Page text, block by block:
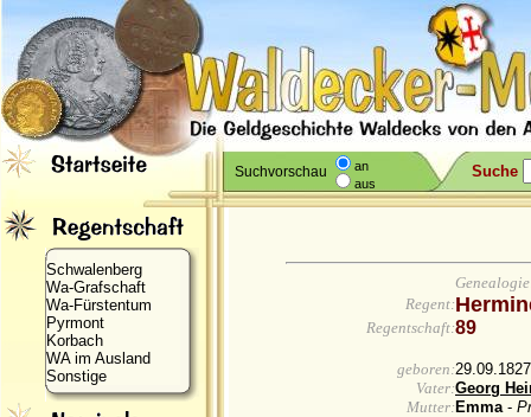
Suchvorschau
an
aus
Suche
Schwalenberg
Wa-Grafschaft
Wa-Fürstentum
Pyrmont
Korbach
WA im Ausland
Sonstige
Regent:
Regentschaft:89
geboren:
Vater:Georg
Mutter: Emma -